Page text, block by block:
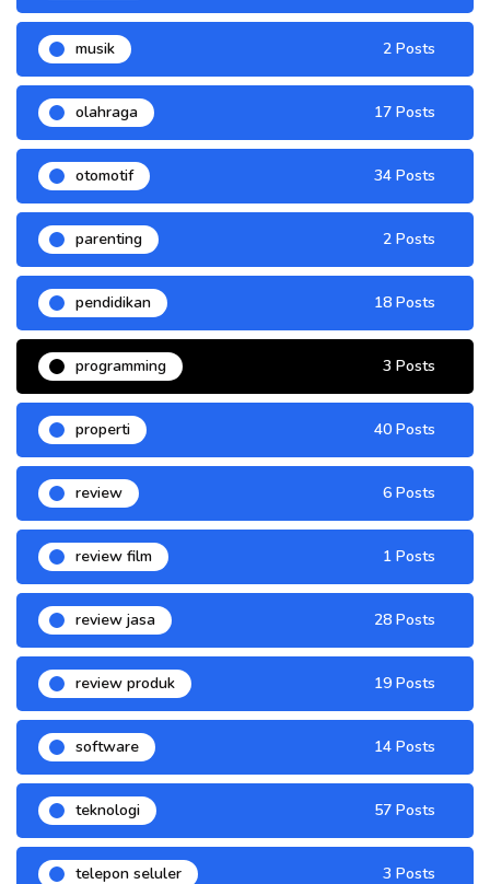
musik 2 Posts
olahraga 17 Posts
otomotif 34 Posts
parenting 2 Posts
pendidikan 18 Posts
programming 3 Posts
properti 40 Posts
review 6 Posts
review film 1 Posts
review jasa 28 Posts
review produk 19 Posts
software 14 Posts
teknologi 57 Posts
telepon seluler 3 Posts